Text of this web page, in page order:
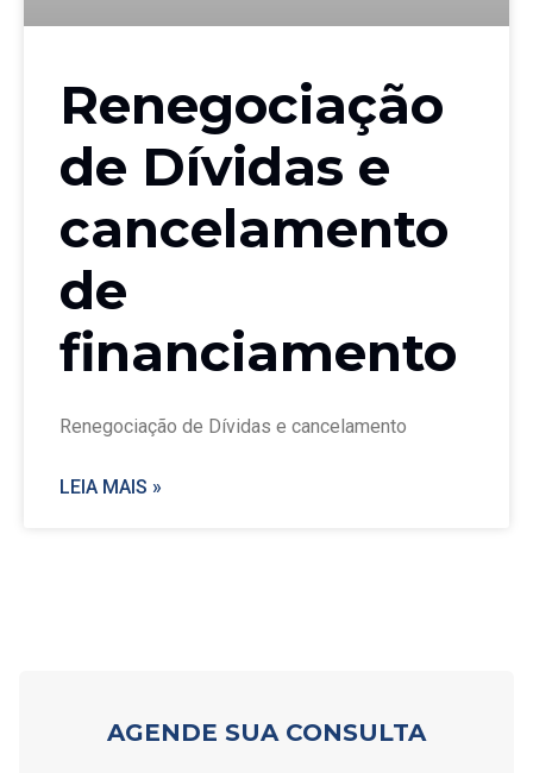
Renegociação
de Dívidas e
cancelamento
de
financiamento
Renegociação de Dívidas e cancelamento
LEIA MAIS »
AGENDE SUA CONSULTA